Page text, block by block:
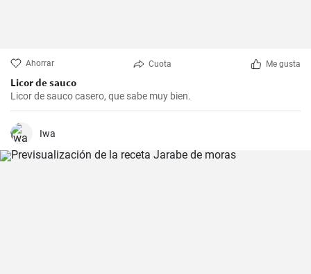
Ahorrar Cuota Me gusta
Licor de sauco
Licor de sauco casero, que sabe muy bien.
Iwa